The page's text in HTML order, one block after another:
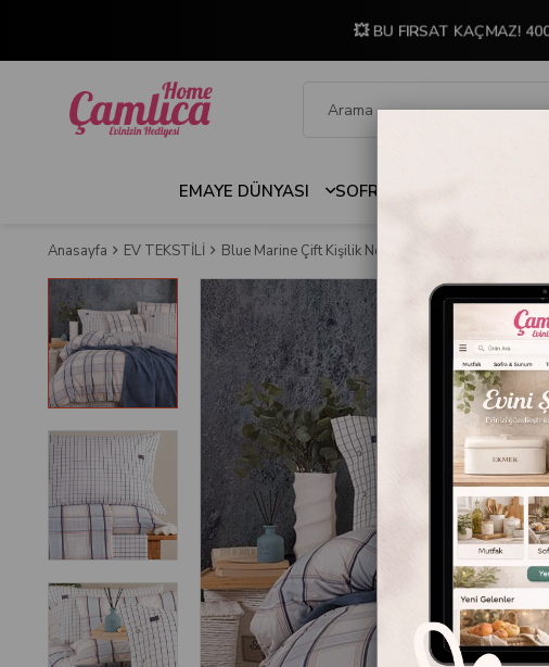
💥 BU FIRSAT KAÇMAZ!
EMAYE DÜNYASI SOFRA & MUTFAK
Anasayfa EV TEKSTİLİ Blue Marine Çift Kişilik Nevresimli Pike Takımı -